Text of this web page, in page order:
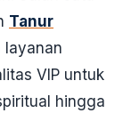
Tanur
layanan
VIP untuk
hingga